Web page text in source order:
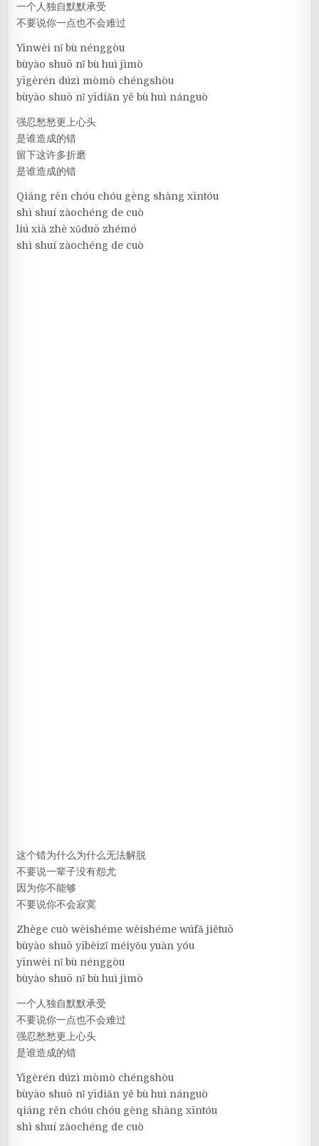
一个人独自默默承受
不要说你一点也不会难过
Yīnwèi nǐ bù nénggòu
bùyào shuō nǐ bù huì jìmò
yīgèrén dúzì mòmò chéngshòu
bùyào shuō nǐ yīdiǎn yě bù huì nánguò
强忍愁愁更上心头
是谁造成的错
留下这许多折磨
是谁造成的错
Qiáng rěn chóu chóu gèng shàng xīntóu
shì shuí zàochéng de cuò
liú xià zhè xǔduō zhémó
shì shuí zàochéng de cuò
这个错为什么为什么无法解脱
不要说一辈子没有怨尤
因为你不能够
不要说你不会寂寞
Zhège cuò wèishéme wèishéme wúfǎ jiětuō
bùyào shuō yībèizǐ méiyǒu yuàn yóu
yīnwèi nǐ bù nénggòu
bùyào shuō nǐ bù huì jìmò
一个人独自默默承受
不要说你一点也不会难过
强忍愁愁更上心头
是谁造成的错
Yīgèrén dúzì mòmò chéngshòu
bùyào shuō nǐ yīdiǎn yě bù huì nánguò
qiáng rěn chóu chóu gèng shàng xīntóu
shì shuí zàochéng de cuò